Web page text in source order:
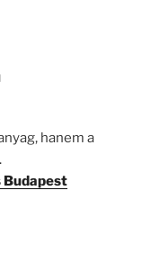
hanem a
.
Budapest